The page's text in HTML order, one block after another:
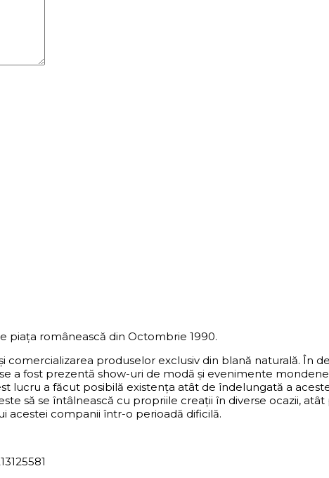
piața românească din Octombrie 1990.
comercializarea produselor exclusiv din blană naturală. În
a fost prezentă show-uri de modă și evenimente
lucru a făcut posibilă existența atât de îndelungată a
să se întâlnească cu propriile creații în diverse ocazii,
acestei companii într-o perioadă dificilă.